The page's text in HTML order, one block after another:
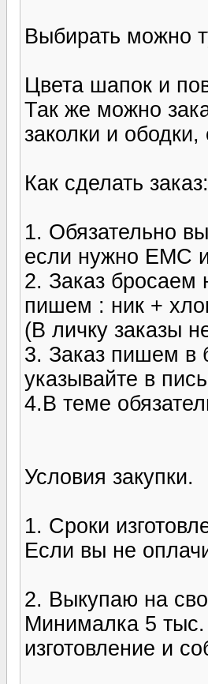
Выбирать можно
Цвета шапок и
Так же можно
заколки и
Как сделать заказ:
1. Обязательно
если нужно ЕМС
2. Заказ бросаем
пишем : ник +
(В личку заказы
3. Заказ пишем в
указывайте в
4.В теме
Условия закупки.
1. Сроки
Если вы не
2. Выкупаю на
Минималка 5 тыс.
изготовление и